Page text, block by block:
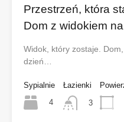
Przestrzeń, która
Dom z widokiem
Widok, który zostaje.
dzień…
Sypialnie
4
Łazienki
3